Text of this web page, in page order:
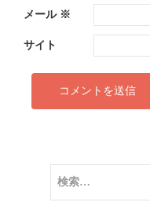
メール ※
サイト
索: